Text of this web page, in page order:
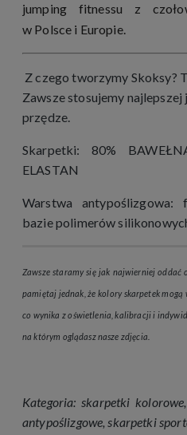
jumping fitnessu z
w Polsce i Europie.
Z czego tworzymy Skoksy?
Zawsze stosujemy
przędze.
Skarpetki: 80%
ELASTAN
Warstwa antypoślizgowa:
bazie polimerów
Zawsze staramy się jak najwierniej oddać
pamiętaj jednak, że kolory skarpetek mogą
co wynika z oświetlenia, kalibracji i
na którym oglądasz nasze zdjęcia.
Kategoria: skarpetki kolorowe
antypoślizgowe skarpetki